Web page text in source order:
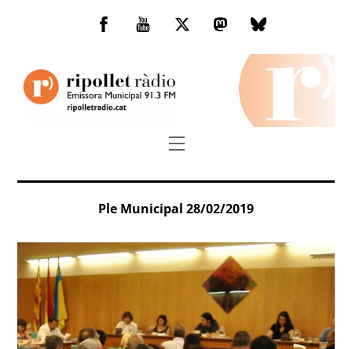
Facebook
You
TwitterMastodonBluesky
Menu
Ple Municipal 28/02/2019